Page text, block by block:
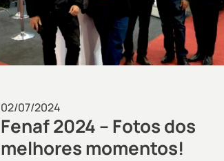
02/07/2024
Fenaf 2024 – Fotos dos
melhores momentos!